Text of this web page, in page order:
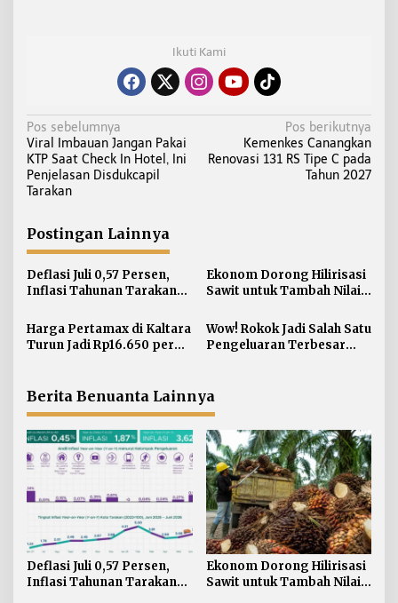
Ikuti Kami
N
a
v
i
a
s
i
p
o
s
Pos sebelumnya
Viral Imbauan Jangan Pakai
KTP Saat Check In Hotel, Ini
Penjelasan Disdukcapil
Tarakan
Pos berikutnya
Kemenkes Canangkan
Renovasi 131 RS Tipe C pada
Tahun 2027
Postingan Lainnya
Deflasi Juli 0,57 Persen,
Inflasi Tahunan Tarakan
Ekonom Dorong Hilirisasi
Sawit untuk Tambah Nilai
Harga Pertamax di Kaltara
Turun Jadi Rp16.650 per
Wow! Rokok Jadi Salah Satu
Pengeluaran Terbesar
Berita Benuanta Lainnya
Deflasi Juli 0,57 Persen,
Inflasi Tahunan Tarakan
Ekonom Dorong Hilirisasi
Sawit untuk Tambah Nilai